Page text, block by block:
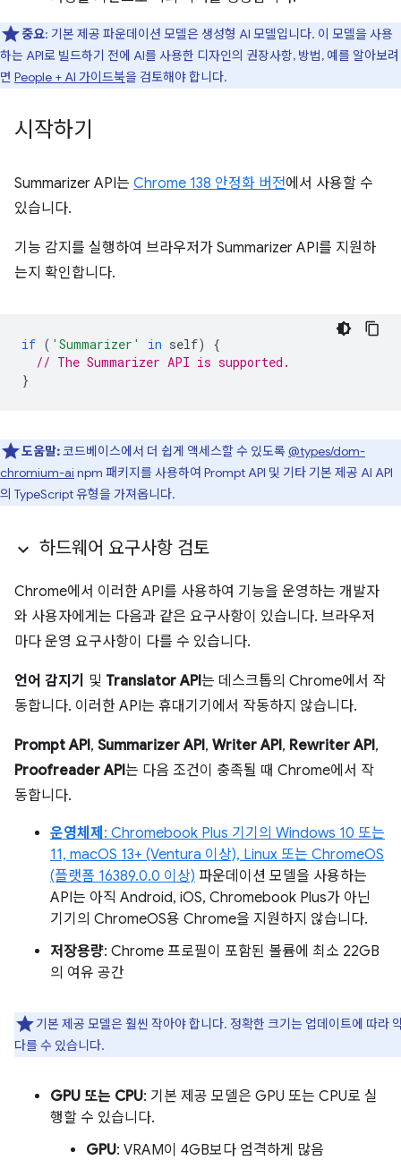
중요: 기본 제공 파운데이션 모델은 생성형 AI 모델입니다. 이 모델을 사용
하는 API로 빌드하기 전에 AI를 사용한 디자인의 권장사항, 방법, 예를 알아보려
면 People + AI 가이드북을 검토해야 합니다.
시작하기
Summarizer API는 Chrome 138 안정화 버전에서 사용할 수
있습니다.
기능 감지를 실행하여 브라우저가 Summarizer API를 지원하
는지 확인합니다.
if ( 'Summarizer' in self)
{
// The Summarizer API is supported.
}
도움말:코드베이스에서 더 쉽게 액세스할 수 있도록 @types/dom-
chromium-ai npm 패키지를 사용하여 Prompt API 및 기타 기본 제공 AI API
의 TypeScript 유형을 가져옵니다.
하드웨어 요구사항 검토
Chrome에서 이러한 API를 사용하여 기능을 운영하는 개발자
와 사용자에게는 다음과 같은 요구사항이 있습니다. 브라우저
마다 운영 요구사항이 다를 수 있습니다.
언어 감지기 및 Translator API는 데스크톱의 Chrome에서 작
동합니다. 이러한 API는 휴대기기에서 작동하지 않습니다.
Prompt API, Summarizer API, Writer API, Rewriter API,
Proofreader API는 다음 조건이 충족될 때 Chrome에서 작
동합니다.
운영체제 : Chromebook Plus 기기의 Windows 10 또는
11, macOS 13+ (Ventura 이상), Linux 또는 ChromeOS
(플랫폼 16389.0.0 이상) 파운데이션 모델을 사용하는
API는 아직 Android, iOS, Chromebook Plus가 아닌
기기의 ChromeOS용 Chrome을 지원하지 않습니다.
저장용량: Chrome 프로필이 포함된 볼륨에 최소 22GB
의 여유 공간
기본 제공 모델은 훨씬 작아야 합니다. 정확한 크기는 업데이트에 따라
다를 수 있습니다.
GPU 또는 CPU: 기본 제공 모델은 GPU 또는 CPU로 실
행할 수 있습니다.
GPU: VRAM이 4GB보다 엄격하게 많음